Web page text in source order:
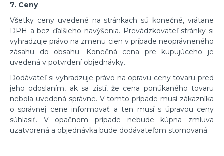
7. Ceny
Všetky ceny uvedené na stránkach sú konečné, vrátane
DPH a bez ďalšieho navýšenia. Prevádzkovateľ stránky si
vyhradzuje právo na zmenu cien v prípade neoprávneného
zásahu do obsahu. Konečná cena pre kupujúceho je
uvedená v potvrdení objednávky.
Dodávateľ si vyhradzuje právo na opravu ceny tovaru pred
jeho odoslaním, ak sa zistí, že cena ponúkaného tovaru
nebola uvedená správne. V tomto prípade musí zákazníka
o správnej cene informovať a ten musí s úpravou ceny
súhlasiť. V opačnom prípade nebude kúpna zmluva
uzatvorená a objednávka bude dodávateľom stornovaná.